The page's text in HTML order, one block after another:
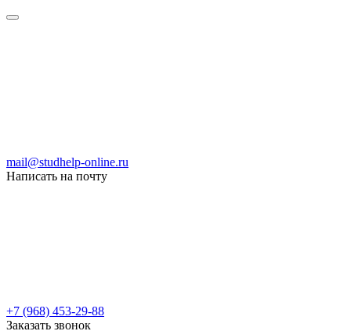
mail@studhelp-online.ru
Написать на почту
+7 (968) 453-29-88
Заказать звонок